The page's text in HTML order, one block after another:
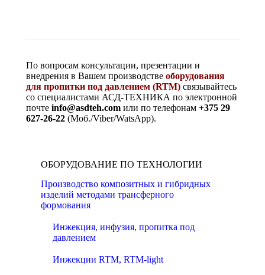
По вопросам консультации, презентации и
внедрения в Вашем производстве оборудования
для пропитки под давлением (RTM) связывайтесь
со специалистами АСД-ТЕХНИКА по электронной
почте info@asdteh.com или по телефонам +375 29
627-26-22 (Моб./Viber/WatsApp).
ОБОРУДОВАНИЕ ПО ТЕХНОЛОГИИ
Производство композитных и гибридных
изделий методами трансферного
формования
Инжекция, инфузия, пропитка под
давлением
Инжекции RTM, RTM-light